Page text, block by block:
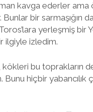
kavga ederler
bir sarmaşığın
yerleşmiş bir
ilgiyle izledim.
kökleri bu toprakların
Bunu hiçbir